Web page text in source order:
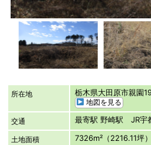
所在地 栃木県大田原市親
地図を見る
交通 最寄駅 野崎駅 JR宇
土地面積 7326m²（2216.11坪）